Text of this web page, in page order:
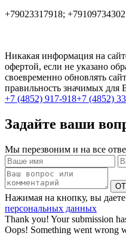
+79023317918; +79109734302
Никакая информация на
офертой, если не указано
своевременно обновлять
правильность значимых для
+7 (4852) 917-918+7 (4852)
Задайте ваши
Мы перезвоним и на все
Нажимая на кнопку, вы даете
персональных данных
Thank you! Your submission
Oops! Something went wrong